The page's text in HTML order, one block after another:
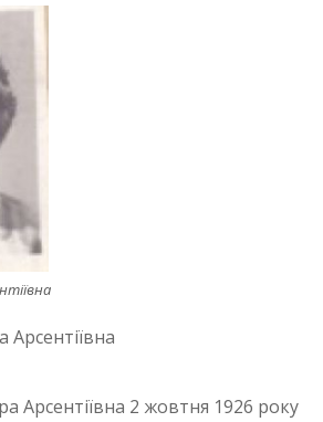
Арсентіївна 2 жовтня 1926 року